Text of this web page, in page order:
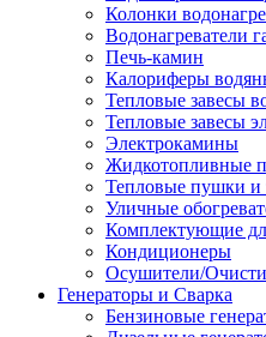
Колонки
Водонагреватели
Печь-камин
Калориферы
Тепловые завесы
Тепловые завесы
Электрокамины
Жидкотопливные
Тепловые пушки и
Уличные
Комплектующие
Кондиционеры
Осушители/
Генераторы и Сварка
Бензиновые